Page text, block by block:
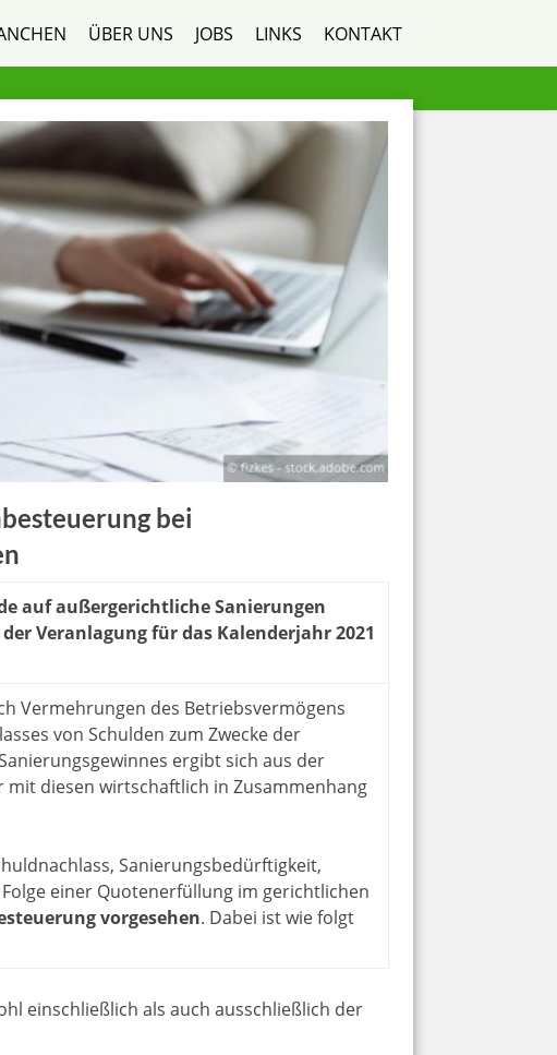
ÜBER UNS JOBS LINKS KONTAKT
bei
auf außergerichtliche Sanierungen
Veranlagung für das Kalenderjahr 2021
Vermehrungen des Betriebsvermögens
von Schulden zum Zwecke der
ergibt sich aus der
mit diesen wirtschaftlich in Zusammenhang
Sanierungsbedürftigkeit,
einer Quotenerfüllung im gerichtlichen
vorgesehen. Dabei ist wie folgt
einschließlich als auch ausschließlich der